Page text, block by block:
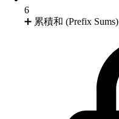
6
➕ 累積和 (Prefix Sums)